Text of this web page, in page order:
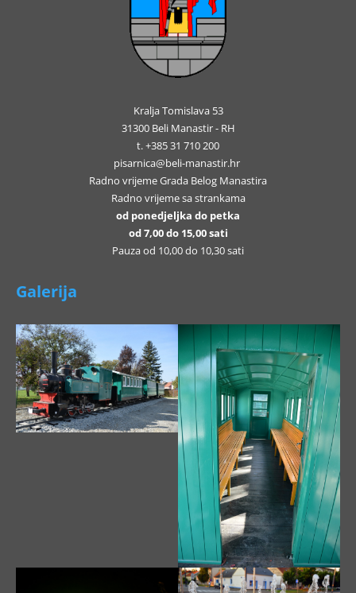
Kralja Tomislava 53
31300 Beli Manastir - RH
t. +385 31 710 200
pisarnica@beli-manastir.hr
Radno vrijeme Grada Belog Manastira
Radno vrijeme sa strankama
od ponedjeljka do petka
od 7,00 do 15,00 sati
Pauza od 10,00 do 10,30 sati
Galerija